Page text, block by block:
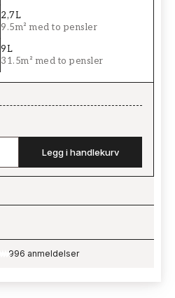
2,7L
9.5m² med to pensler
9L
31.5m² med to pensler
Legg i handlekurv
996 anmeldelser